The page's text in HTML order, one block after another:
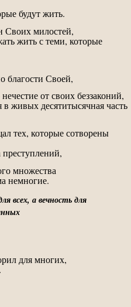
будут жить.
милостей,
жить с теми, которые
благости Своей,
от своих беззаконий,
в живых десятитысячная часть
тех, которые сотворены
множества
немногие.
всех, а вечность для
для многих,